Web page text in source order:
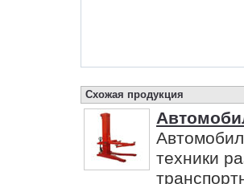
Схожая продукция
техники